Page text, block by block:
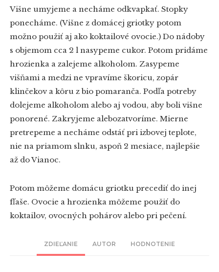
ZDIEĽANIE AUTOR HODNOTENIE
Višne umyjeme a necháme odkvapkať. Stopky
ponecháme. (Višne z domácej griotky potom
možno použiť aj ako koktailové ovocie.) Do nádoby
s objemom cca 2 l nasypeme cukor. Potom pridáme
hrozienka a zalejeme alkoholom. Zasypeme
višňami a medzi ne vpravíme škoricu, zopár
klinčekov a kôru z bio pomaranča. Podľa potreby
dolejeme alkoholom alebo aj vodou, aby boli višne
ponorené. Zakryjeme alebozatvoríme. Mierne
pretrepeme a necháme odstáť pri izbovej teplote,
nie na priamom slnku, aspoň 2 mesiace, najlepšie
až do Vianoc.
Potom môžeme domácu griotku precediť do inej
fľaše. Ovocie a hrozienka môžeme použiť do
koktailov, ovocných pohárov alebo pri pečení.